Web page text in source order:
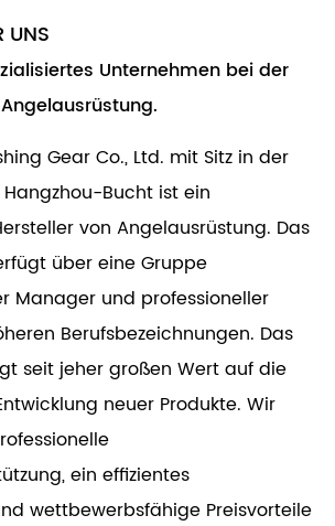
UNS
Unternehmen bei der
Gear Co., Ltd. mit Sitz in der
Bucht ist ein
von Angelausrüstung. Das
über eine Gruppe
Manager und professioneller
Berufsbezeichnungen. Das
seit jeher großen Wert auf die
neuer Produkte. Wir
ein effizientes
wettbewerbsfähige Preisvorteile